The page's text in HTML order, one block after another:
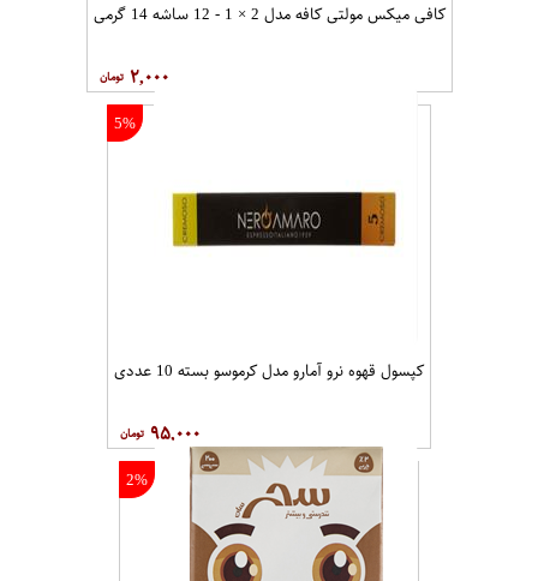
کافی میکس مولتی کافه مدل 2 × 1 - 12 ساشه 14 گرمی
۲,۰۰۰
5%
کپسول قهوه نرو آمارو مدل کرموسو بسته 10 عددی
۹۵,۰۰۰
2%